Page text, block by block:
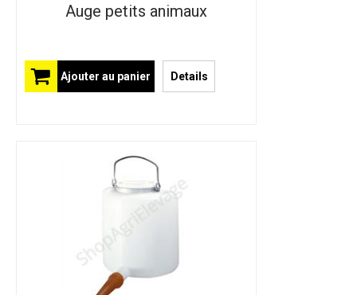
Auge petits animaux
Ajouter au panier Details